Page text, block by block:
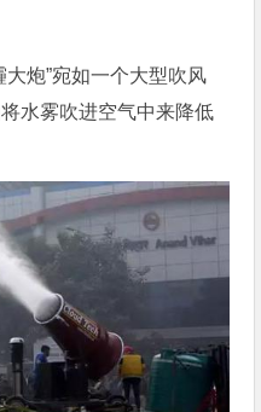
炮”宛如一个大型吹风
水雾吹进空气中来降低